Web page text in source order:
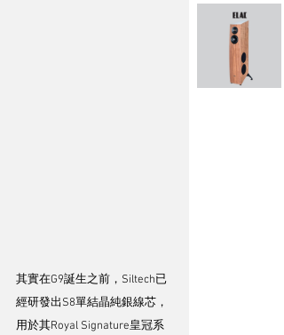
其實在G9誕生之前，Siltech已
經研發出S8單結晶純銀線芯，
用於其Royal Signature皇冠系